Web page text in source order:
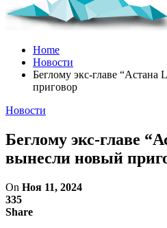
Home
Новости
Беглому экс-главе
приговор
Новости
Беглому экс-главе
вынесли новый
On Ноя 11, 2024
335
Share